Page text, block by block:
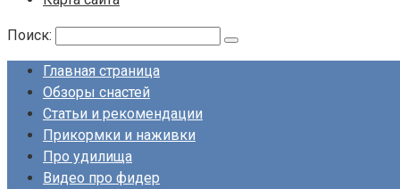
Поиск:
Главная страница
Обзоры снастей
Статьи и рекомендации
Прикормки и наживки
Про удилища
Видео про фидер